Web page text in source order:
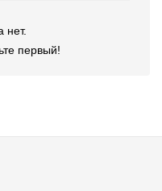
нет.
первый!